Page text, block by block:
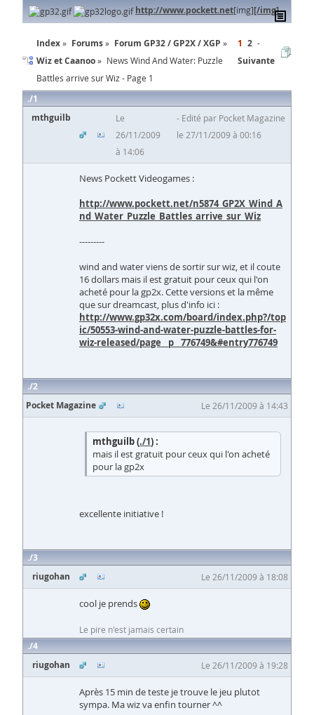
http://www.pockett.net[img][/img]
Index Forums
Forum GP32 / GP2X / XGP
Wiz et Caanoo
News Wind And Water: Puzzle
Battles arrive sur Wiz - Page 1
1 2
Suivante
1
mthguilb
Le
26/11/2009
à 14:06
Edité par Pocket Magazine
le 27/11/2009 à 00:16
News Pockett Videogames :
http://www.pockett.net/n5874_GP2X_Wind_A
nd_Water_Puzzle_Battles_arrive_sur_Wiz
---------
wind and water viens de sortir sur wiz, et il coute
16 dollars mais il est gratuit pour ceux qui l'on
acheté pour la gp2x. Cette versions et la même
que sur dreamcast, plus d'info ici :
http://www.gp32x.com/board/index.php?/top
ic/50553-wind-and-water-puzzle-battles-for-
wiz-released/page__p__776749&#entry776749
2
Pocket Magazine
Le 26/11/2009 à 14:43
mthguilb (./1) :
mais il est gratuit pour ceux qui l'on acheté
pour la gp2x
excellente initiative !
3
riugohan
Le 26/11/2009 à 18:08
cool je prends
Le pire n'est jamais certain
4
riugohan
Le 26/11/2009 à 19:28
Après 15 min de teste je trouve le jeu plutot
sympa. Ma wiz va enfin tourner ^^